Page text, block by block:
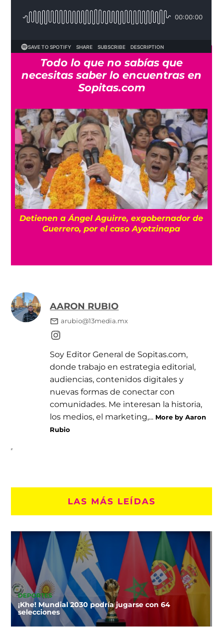
Todo lo que no sabías que
necesitas saber lo encuentras en
Sopitas.com
Detienen a Ángel Aguirre, exgobernador de
Guerrero, por el caso Ayotzinapa
AARON RUBIO
arubio@13media.mx
Soy Editor General de Sopitas.com,
donde trabajo en estrategia editorial,
audiencias, contenidos digitales y
nuevas formas de conectar con
comunidades. Me interesan la historia,
los medios, el marketing,... More by Aaron
Rubio
LAS MÁS LEÍDAS
DEPORTES
¡Khe! Mundial 2030 podría jugarse con 64
selecciones